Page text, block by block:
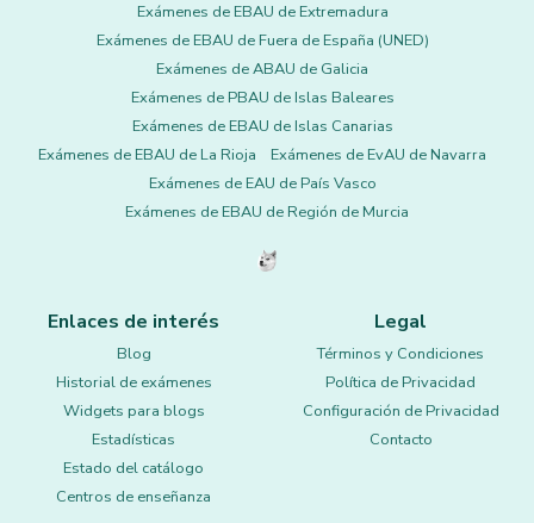
Exámenes de EBAU de Extremadura
Exámenes de EBAU de Fuera de España (UNED)
Exámenes de ABAU de Galicia
Exámenes de PBAU de Islas Baleares
Exámenes de EBAU de Islas Canarias
Exámenes de EBAU de La Rioja
Exámenes de EvAU de Navarra
Exámenes de EAU de País Vasco
Exámenes de EBAU de Región de Murcia
Enlaces de interés
Blog
Historial de exámenes
Widgets para blogs
Estadísticas
Estado del catálogo
Centros de enseñanza
Legal
Términos y Condiciones
Política de Privacidad
Configuración de Privacidad
Contacto